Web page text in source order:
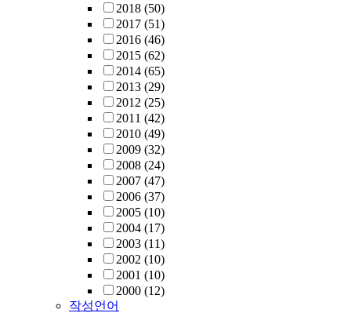
2018 (50)
2017 (51)
2016 (46)
2015 (62)
2014 (65)
2013 (29)
2012 (25)
2011 (42)
2010 (49)
2009 (32)
2008 (24)
2007 (47)
2006 (37)
2005 (10)
2004 (17)
2003 (11)
2002 (10)
2001 (10)
2000 (12)
작성언어